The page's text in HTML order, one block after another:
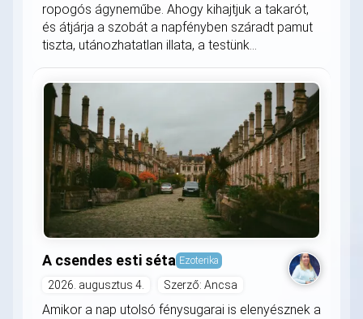
ropogós ágyneműbe. Ahogy kihajtjuk a takarót,
és átjárja a szobát a napfényben száradt pamut
tiszta, utánozhatatlan illata, a testünk...
A csendes esti séta Ezoterika
2026. augusztus 4. Szerző: Ancsa
Amikor a nap utolsó fénysugarai is elenyésznek a